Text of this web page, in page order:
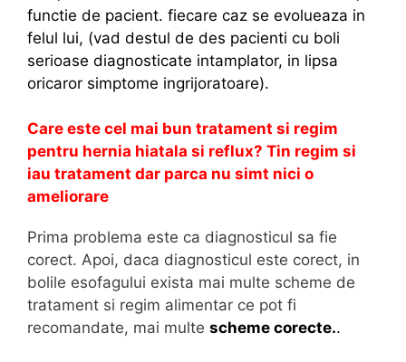
functie de pacient. fiecare caz se evolueaza in
felul lui, (vad destul de des pacienti cu boli
serioase diagnosticate intamplator, in lipsa
oricaror simptome ingrijoratoare).
Care este cel mai bun tratament si regim
pentru hernia hiatala si reflux? Tin regim si
iau tratament dar parca nu simt nici o
ameliorare
Prima problema este ca diagnosticul sa fie
corect. Apoi, daca diagnosticul este corect, in
bolile esofagului exista mai multe scheme de
tratament si regim alimentar ce pot fi
recomandate, mai multe scheme corecte..